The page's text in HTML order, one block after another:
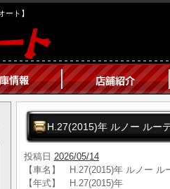
ート】
H.27(2015)年 ルノー ルー
投稿日 2026/05/14
【車名】 H.27(2015)年 ルノー ル
【年式】 H.27(2015)年